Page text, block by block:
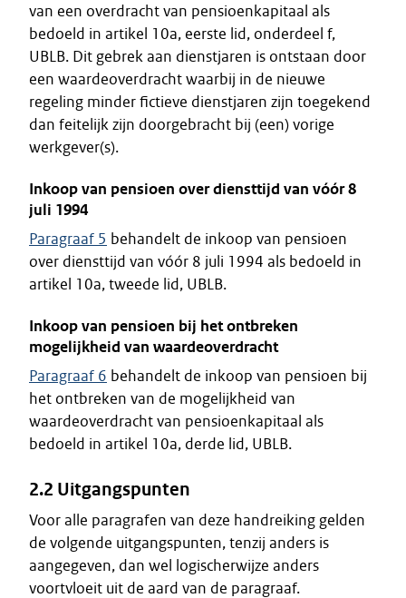
van een overdracht van pensioenkapitaal als
bedoeld in artikel 10a, eerste lid, onderdeel f,
UBLB. Dit gebrek aan dienstjaren is ontstaan door
een waardeoverdracht waarbij in de nieuwe
regeling minder fictieve dienstjaren zijn toegekend
dan feitelijk zijn doorgebracht bij (een) vorige
werkgever(s).
Inkoop van pensioen over diensttijd van vóór 8
juli 1994
Paragraaf 5 behandelt de inkoop van pensioen
over diensttijd van vóór 8 juli 1994 als bedoeld in
artikel 10a, tweede lid, UBLB.
Inkoop van pensioen bij het ontbreken
mogelijkheid van waardeoverdracht
Paragraaf 6 behandelt de inkoop van pensioen bij
het ontbreken van de mogelijkheid van
waardeoverdracht van pensioenkapitaal als
bedoeld in artikel 10a, derde lid, UBLB.
2.2 Uitgangspunten
Voor alle paragrafen van deze handreiking gelden
de volgende uitgangspunten, tenzij anders is
aangegeven, dan wel logischerwijze anders
voortvloeit uit de aard van de paragraaf.